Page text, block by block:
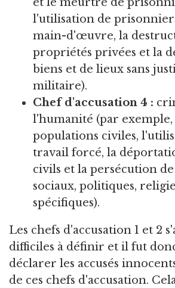
et le meurtre de
l'utilisation de
main-d'œuvre, la
propriétés privées et la
biens et de lieux sans
militaire).
Chef d'accusation 4 :
l'humanité (par
populations civiles,
travail forcé, la
civils et la persécution
sociaux, politiques,
spécifiques).
Les chefs d'accusation 1 et 2
difficiles à définir et il fut
déclarer les accusés
de ces chefs d'accusation.